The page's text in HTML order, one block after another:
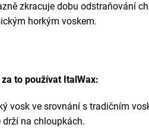
zkracuje dobu odstraňování
horkým voskem.
to používat ItalWax:
vosk ve srovnání s tradičním
drží na chloupkách.